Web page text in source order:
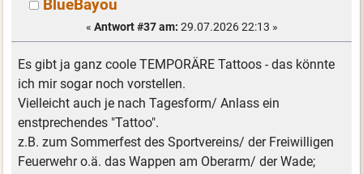
BlueBayou
« Antwort #37 am: 29.07.2026 22:13 »
Es gibt ja ganz coole TEMPORÄRE Tattoos - das könnte
ich mir sogar noch vorstellen.
Vielleicht auch je nach Tagesform/ Anlass ein
enstprechendes "Tattoo".
z.B. zum Sommerfest des Sportvereins/ der Freiwilligen
Feuerwehr o.ä. das Wappen am Oberarm/ der Wade;